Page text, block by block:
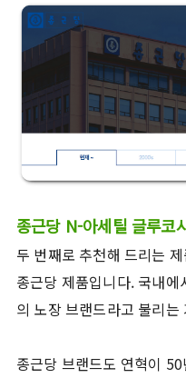
종근당 N-아세틸 글루코
두 번째로 추천해 드리는
종근당 제품입니다. 국내
의 노장 브랜드라고 불리는
종근당 브랜드도 연혁이